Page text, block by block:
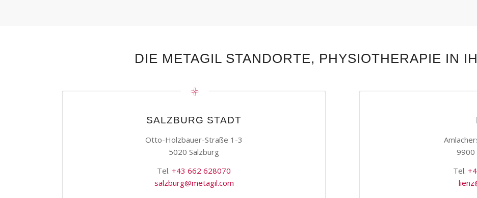
DIE METAGIL STANDORTE, PHYSIOTHERAPIE IN
SALZBURG STADT
Otto-Holzbauer-Straße 1-3
5020 Salzburg
Tel. +43 662 628070
salzburg@metagil.com
9900
Tel.